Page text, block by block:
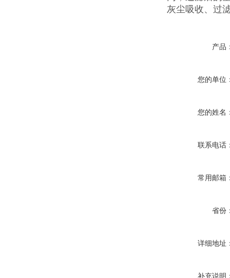
灰尘吸收、过
产品
您的单位
您的姓名
联系电话
常用邮箱
省份
详细地址
补充说明